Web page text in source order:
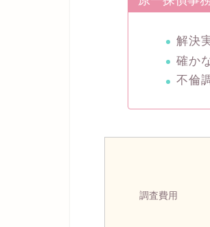
解決
確か
不倫
調査費用